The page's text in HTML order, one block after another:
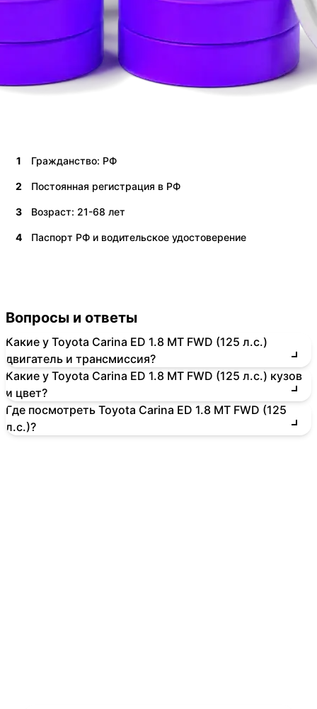
1 Гражданство: РФ
2 Постоянная регистрация в РФ
3 Возраст: 21-68 лет
4 Паспорт РФ и водительское удостоверение
Вопросы и ответы
Какие у Toyota Carina ED 1.8 MT FWD (125 л.с.)
двигатель и трансмиссия?
Какие у Toyota Carina ED 1.8 MT FWD (125 л.с.) кузов
и цвет?
Где посмотреть Toyota Carina ED 1.8 MT FWD (125
л.с.)?